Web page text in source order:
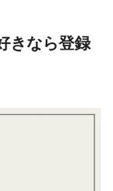
きなら登録